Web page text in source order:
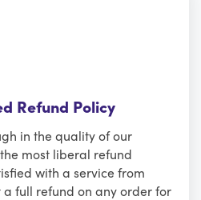
Refund Policy
in the quality of our
most liberal refund
with a service from
a full refund on any order for